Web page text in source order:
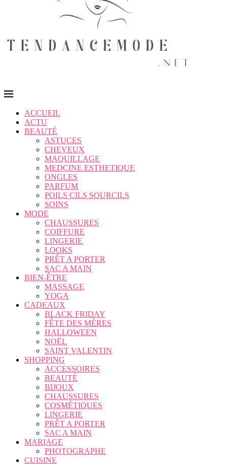
ACCUEIL
ACTU
BEAUTÉ
ASTUCES
CHEVEUX
MAQUILLAGE
MEDCINE ESTHETIQUE
ONGLES
PARFUM
POILS CILS SOURCILS
SOINS
MODE
CHAUSSURES
COIFFURE
LINGERIE
LOOKS
PRÊT A PORTER
SAC A MAIN
BIEN-ÊTRE
MASSAGE
YOGA
CADEAUX
BLACK FRIDAY
FÊTE DES MÈRES
HALLOWEEN
NOËL
SAINT VALENTIN
SHOPPING
ACCESSOIRES
BEAUTÉ
BIJOUX
CHAUSSURES
COSMÉTIQUES
LINGERIE
PRÊT A PORTER
SAC A MAIN
MARIAGE
PHOTOGRAPHE
CUISINE